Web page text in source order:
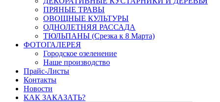
ПРЯНЫЕ ТРАВЫ
ОВОЩНЫЕ КУЛЬТУРЫ
ОДНОЛЕТНЯЯ РАССАДА
ТЮЛЬПАНЫ (Срезка к 8 Марта)
ФОТОГАЛЕРЕЯ
Городское озеленение
Наше производство
Прайс-Листы
Контакты
Новости
КАК ЗАКАЗАТЬ?